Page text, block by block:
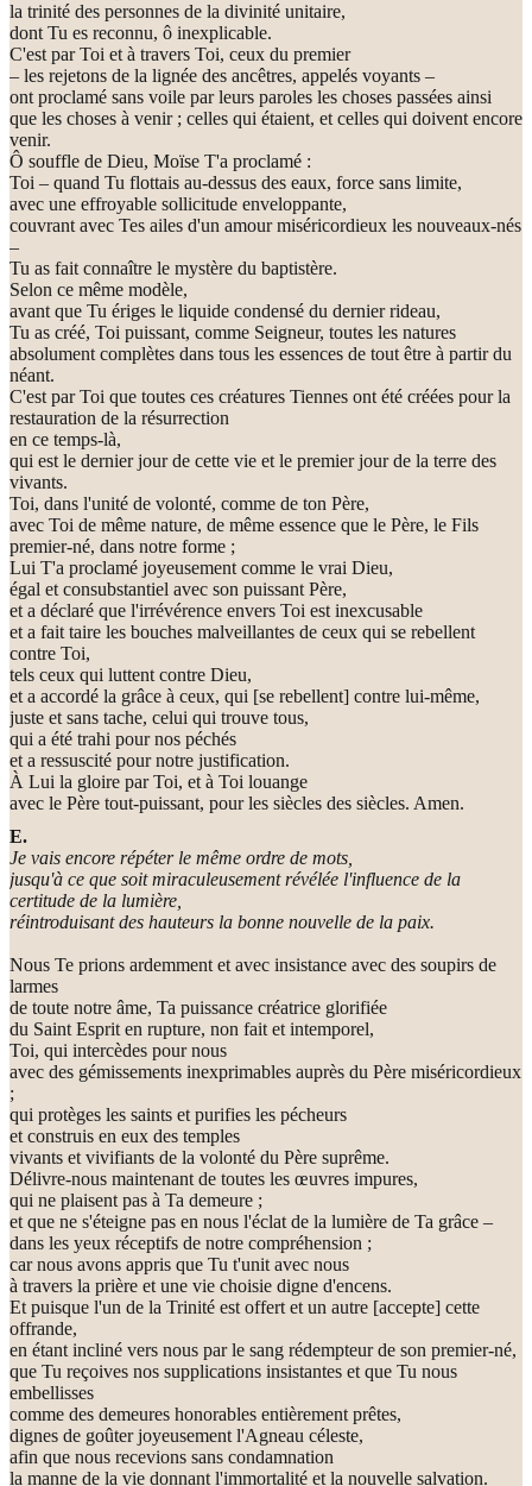
la trinité des personnes de la divinité unitaire,
dont Tu es reconnu, ô inexplicable.
C'est par Toi et à travers Toi, ceux du premier
– les rejetons de la lignée des ancêtres, appelés voyants –
ont proclamé sans voile par leurs paroles les choses passées ainsi
que les choses à venir ; celles qui étaient, et celles qui doivent encore
venir.
Ô souffle de Dieu, Moïse T'a proclamé :
Toi – quand Tu flottais au-dessus des eaux, force sans limite,
avec une effroyable sollicitude enveloppante,
couvrant avec Tes ailes d'un amour miséricordieux les nouveaux-nés
–
Tu as fait connaître le mystère du baptistère.
Selon ce même modèle,
avant que Tu ériges le liquide condensé du dernier rideau,
Tu as créé, Toi puissant, comme Seigneur, toutes les natures
absolument complètes dans tous les essences de tout être à partir du
néant.
C'est par Toi que toutes ces créatures Tiennes ont été créées pour la
restauration de la résurrection
en ce temps-là,
qui est le dernier jour de cette vie et le premier jour de la terre des
vivants.
Toi, dans l'unité de volonté, comme de ton Père,
avec Toi de même nature, de même essence que le Père, le Fils
premier-né, dans notre forme ;
Lui T'a proclamé joyeusement comme le vrai Dieu,
égal et consubstantiel avec son puissant Père,
et a déclaré que l'irrévérence envers Toi est inexcusable
et a fait taire les bouches malveillantes de ceux qui se rebellent
contre Toi,
tels ceux qui luttent contre Dieu,
et a accordé la grâce à ceux, qui [se rebellent] contre lui-même,
juste et sans tache, celui qui trouve tous,
qui a été trahi pour nos péchés
et a ressuscité pour notre justification.
À Lui la gloire par Toi, et à Toi louange
avec le Père tout-puissant, pour les siècles des siècles. Amen.
E.
Je vais encore répéter le même ordre de mots,
jusqu'à ce que soit miraculeusement révélée l'influence de la
certitude de la lumière,
réintroduisant des hauteurs la bonne nouvelle de la paix.
Nous Te prions ardemment et avec insistance avec des soupirs de
larmes
de toute notre âme, Ta puissance créatrice glorifiée
du Saint Esprit en rupture, non fait et intemporel,
Toi, qui intercèdes pour nous
avec des gémissements inexprimables auprès du Père miséricordieux
;
qui protèges les saints et purifies les pécheurs
et construis en eux des temples
vivants et vivifiants de la volonté du Père suprême.
Délivre-nous maintenant de toutes les œuvres impures,
qui ne plaisent pas à Ta demeure ;
et que ne s'éteigne pas en nous l'éclat de la lumière de Ta grâce –
dans les yeux réceptifs de notre compréhension ;
car nous avons appris que Tu t'unit avec nous
à travers la prière et une vie choisie digne d'encens.
Et puisque l'un de la Trinité est offert et un autre [accepte] cette
offrande,
en étant incliné vers nous par le sang rédempteur de son premier-né,
que Tu reçoives nos supplications insistantes et que Tu nous
embellisses
comme des demeures honorables entièrement prêtes,
dignes de goûter joyeusement l'Agneau céleste,
afin que nous recevions sans condamnation
la manne de la vie donnant l'immortalité et la nouvelle salvation.